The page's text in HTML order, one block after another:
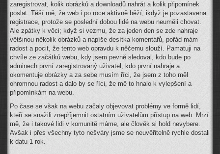
zaregistrovat, kolik obrázků a downloadů nahrát a kolik připomínek
poslat. Těší mě, že web i po roce aktivně běží, ikdyž je pozastavena
registrace, protože se poslední dobou lidé na webu neuměli chovat.
Ale zpátky k věci; když si vezmu, že za jeden den se zde nahraje
většinou několik obrázků a napíše desítka komentářů, pořád mám
radost a pocit, že tento web opravdu k něčemu slouží. Pamatuji na
chvíle ze začátků webu, kdy jsem pevně sledoval, kdo bude po
adminech první zaregistrovaný uživatel, kdo první nahraje a
okomentuje obrázky a za sebe musím říci, že jsem z toho měl
ohromnou radost a dalo by se říci, že mě to hnalo k vylepšení a
připomínkám na webu.
Po čase se však na webu začaly objevovat problémy ve formě lidí,
kteří se snažili znepříjemnit ostatním uživatelům přístup na web. Mrzí
mě, že i takové lidi v komunitě máme, ale člověk si hold nevybere.
Avšak i přes všechny tyto nešváry jsme se neuvěřitelně rychle dostali
k datu 1 rok.